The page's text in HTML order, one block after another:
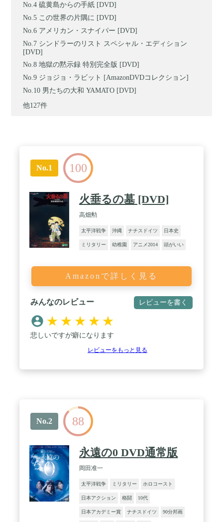
硫黄島からの手紙 [DVD]
この世界の片隅に [DVD]
アメリカン・スナイパー [DVD]
シンドラーのリスト スペシャル・エディション
[DVD]
地獄の黙示録 特別完全版 [DVD]
ジョジョ・ラビット [AmazonDVDコレクション]
男たちの大和 YAMATO [DVD]
他127件
No.1 100
火垂るの墓 [DVD]
高畑勲
太平洋戦争 沖縄 ナチスドイツ 日本史
ミリタリー 幼稚園 アニメ2014 頭がいい
Amazonで詳しく見る
みんなのレビュー レビューを書く
★ ★ ★ ★ ★
悲しいですが癖になります
レビューをもっと見る
No.2 88
永遠の0 DVD通常版
岡田准一
太平洋戦争 ミリタリー ホロコースト
日本アクション 格闘 10代
日本アカデミー賞 ナチスドイツ 90分邦画